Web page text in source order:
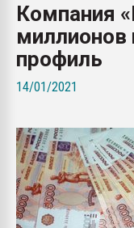
Компания
профиль
14/01/2021